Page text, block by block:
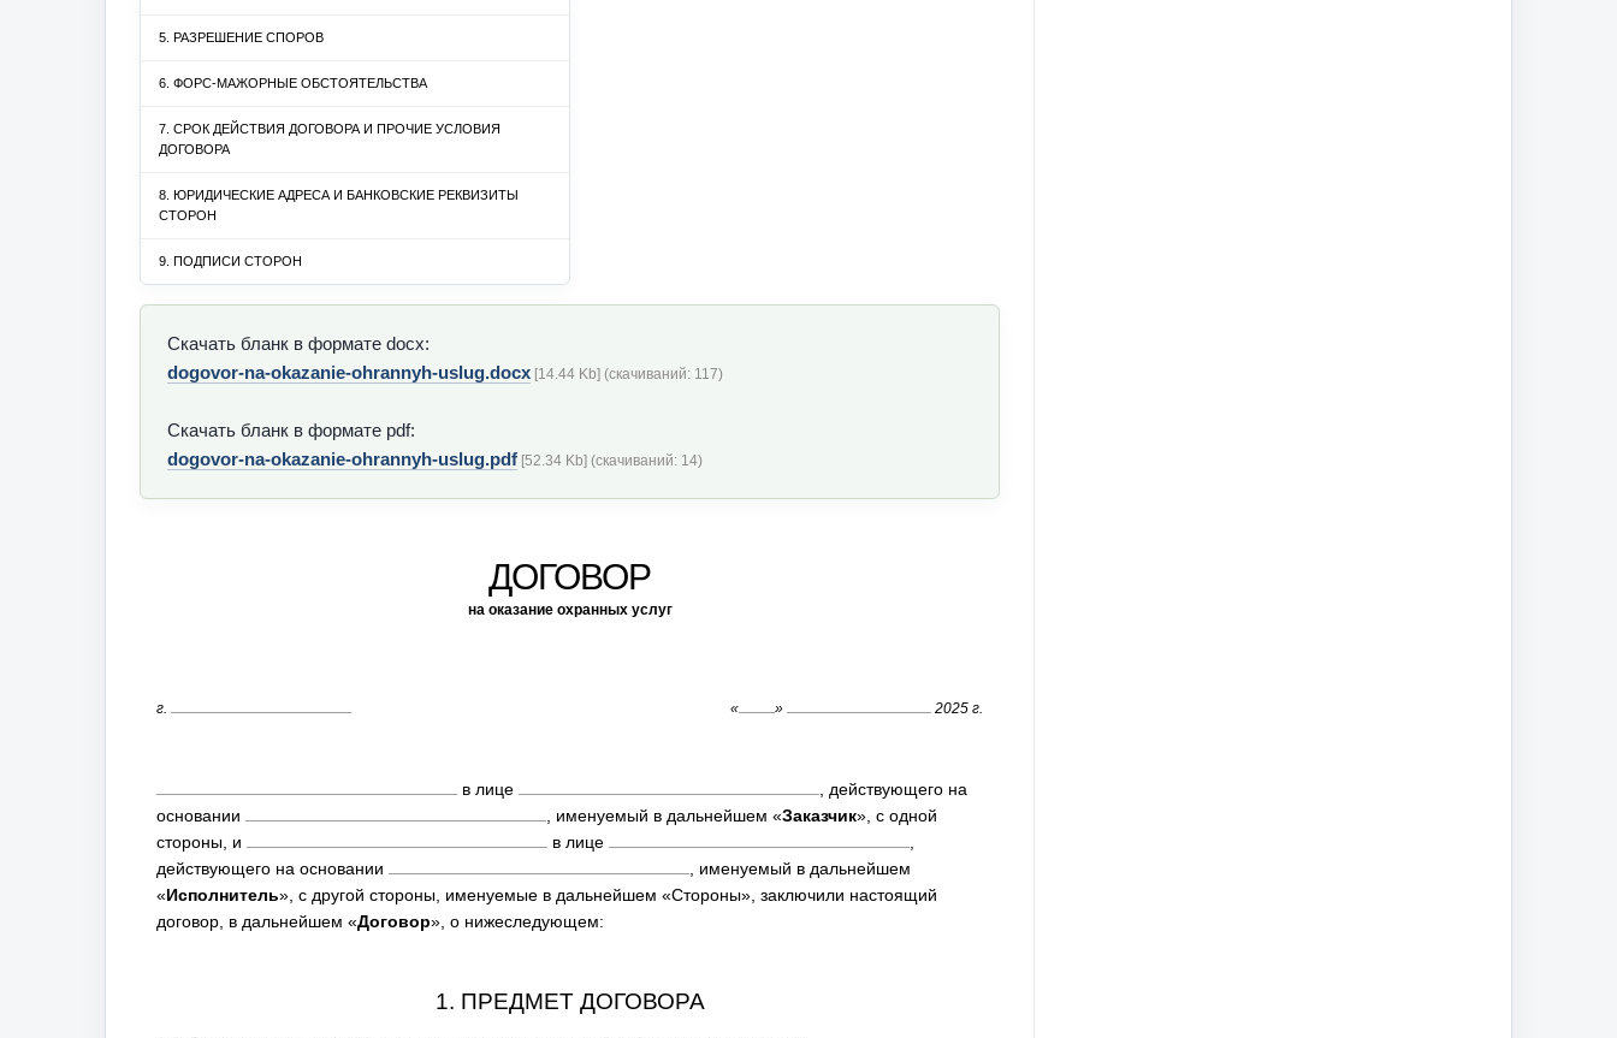
5. РАЗРЕШЕНИЕ СПОРОВ
6. ФОРС-МАЖОРНЫЕ ОБСТОЯТЕЛЬСТВА
7. СРОК ДЕЙСТВИЯ ДОГОВОРА И ПРОЧИЕ УСЛОВИЯ
ДОГОВОРА
8. ЮРИДИЧЕСКИЕ АДРЕСА И БАНКОВСКИЕ РЕКВИЗИТЫ
СТОРОН
9. ПОДПИСИ СТОРОН
Скачать бланк в формате docx:
dogovor-na-okazanie-ohrannyh-uslug.docx [14.44 Kb] (cкачиваний: 117)
Скачать бланк в формате pdf:
dogovor-na-okazanie-ohrannyh-uslug.pdf [52.34 Kb] (cкачиваний: 14)
ДОГОВОР
на оказание охранных услуг
г. « » 2025 г.
в лице
, действующего на
основании
, именуемый в дальнейшем «Заказчик», с одной
стороны, и
в лице
действующего на основании
, именуемый в дальнейшем
«Исполнитель», с другой стороны, именуемые в дальнейшем «Стороны», заключили настоящий
договор, в дальнейшем «Договор», о нижеследующем:
1. ПРЕДМЕТ ДОГОВОРА